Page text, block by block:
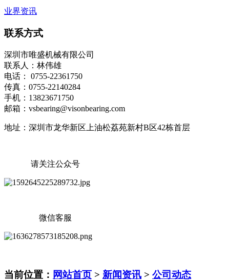
业界资讯
联系方式
深圳市唯盛机械有限公司
联系人：林伟雄
电话： 0755-22361750
传真：0755-22140284
手机：13823671750
邮箱：vsbearing@visonbearing.com
地址：深圳市龙华新区上油松荔苑新村B区42栋首层
请关注公众号
微信客服
当前位置： 网站首页 > 新闻资讯 > 公司动态